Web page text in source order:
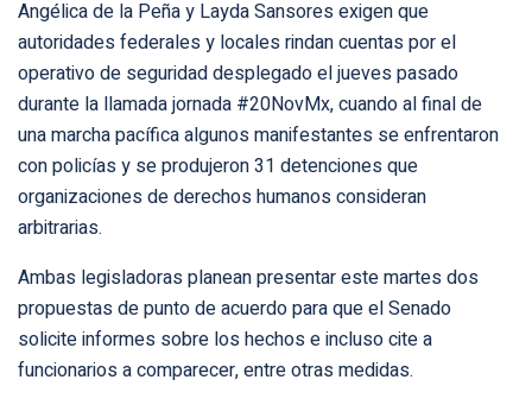
Angélica de la Peña y Layda Sansores exigen que
autoridades federales y locales rindan cuentas por el
operativo de seguridad desplegado el jueves pasado
durante la llamada jornada #20NovMx, cuando al final de
una marcha pacífica algunos manifestantes se enfrentaron
con policías y se produjeron 31 detenciones que
organizaciones de derechos humanos consideran
arbitrarias.
Ambas legisladoras planean presentar este martes dos
propuestas de punto de acuerdo para que el Senado
solicite informes sobre los hechos e incluso cite a
funcionarios a comparecer, entre otras medidas.